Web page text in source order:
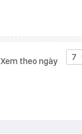
Xem theo ngày 7